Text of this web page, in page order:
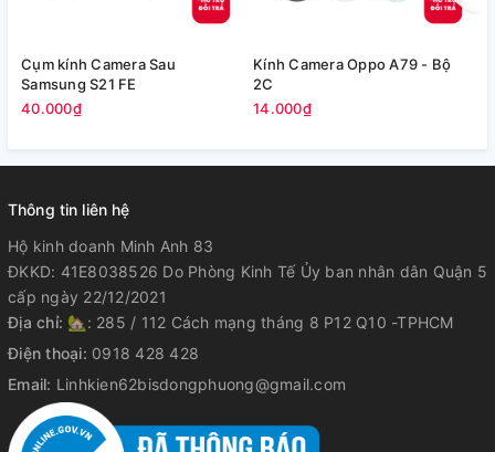
Cụm kính Camera Sau
Samsung S21 FE
40.000₫
Kính Camera Oppo A79 - Bộ
2C
14.000₫
Thông tin liên hệ
Hộ kinh doanh Minh Anh 83
ĐKKD: 41E8038526 Do Phòng Kinh Tế Ủy ban nhân dân Quận 5
cấp ngày 22/12/2021
Địa chỉ: 🏡: 285 / 112 Cách mạng tháng 8 P12 Q10 -TPHCM
Điện thoại: 0918 428 428
Email: Linhkien62bisdongphuong@gmail.com